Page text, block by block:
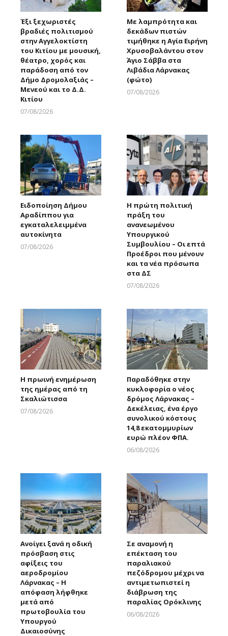
Έξι ξεχωριστές
βραδιές πολιτισμού
στην Αγγελοκτίστη
του Κιτίου με μουσική,
θέατρο, χορός και
παράδοση από τον
Δήμο Δρομολαξιάς –
Μενεού και το Δ.Δ.
Κιτίου
07/08/2026
Με λαμπρότητα και
δεκάδων πιστών
τιμήθηκε η Αγία Ειρήνη
Χρυσοβαλάντου στον
Άγιο Σάββα στα
Λιβάδια Λάρνακας
(φώτο)
07/08/2026
Ειδοποίηση Δήμου
Αραδίππου για
εγκαταλελειμμένα
αυτοκίνητα
07/08/2026
Η πρώτη πολιτική
πράξη του
ανανεωμένου
Υπουργικού
Συμβουλίου – Οι επτά
Προέδροι που μένουν
και τα νέα πρόσωπα
στα ΔΣ
07/08/2026
Η πρωινή ενημέρωση
της ημέρας από τη
Σκαλιώτισσα
07/08/2026
Παραδόθηκε στην
κυκλοφορία ο νέος
δρόμος Λάρνακας –
Δεκέλειας, ένα έργο
συνολικού κόστους
14,8 εκατομμυρίων
ευρώ πλέον ΦΠΑ.
06/08/2026
Ανοίγει ξανά η οδική
πρόσβαση στις
αφίξεις του
αεροδρομίου
Λάρνακας – Η
απόφαση λήφθηκε
μετά από
πρωτοβουλία του
Υπουργού
Δικαιοσύνης
Σε αναμονή η
επέκταση του
παραλιακού
πεζόδρομου μέχρι να
αντιμετωπιστεί η
διάβρωση της
παραλίας Ορόκλινης
06/08/2026